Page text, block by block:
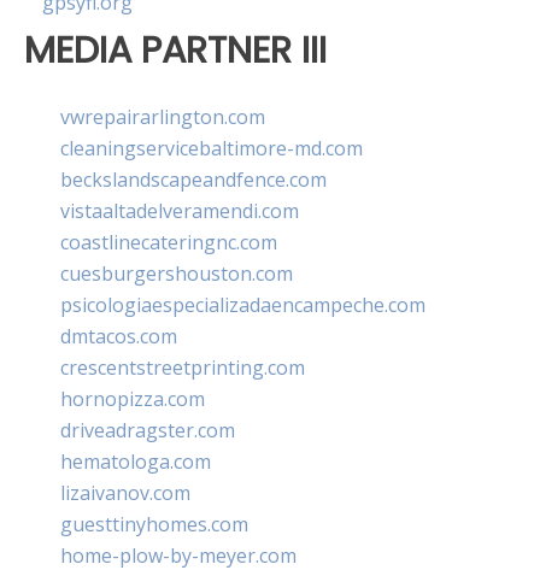
MEDIA PARTNER III
vwrepairarlington.com
cleaningservicebaltimore-md.com
beckslandscapeandfence.com
vistaaltadelveramendi.com
coastlinecateringnc.com
cuesburgershouston.com
psicologiaespecializadaencampeche.com
dmtacos.com
crescentstreetprinting.com
hornopizza.com
driveadragster.com
hematologa.com
lizaivanov.com
guesttinyhomes.com
home-plow-by-meyer.com